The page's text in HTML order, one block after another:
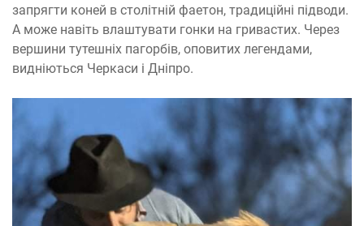
запрягти коней в столітній фаетон, традиційні підводи.
А може навіть влаштувати гонки на гривастих. Через
вершини тутешніх пагорбів, оповитих легендами,
видніються Черкаси і Дніпро.